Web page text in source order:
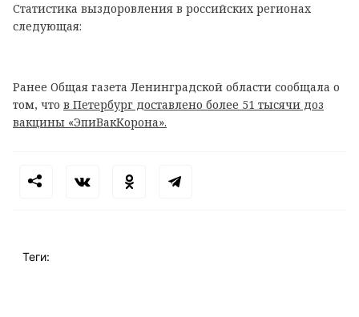
Статистика выздоровления в российских регионах
следующая:
Ранее Общая газета Ленинградской области сообщала о
том, что в Петербург доставлено более 51 тысячи доз
вакцины «ЭпиВакКорона».
Теги: